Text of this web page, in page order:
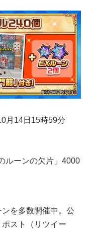
月14日15時59分
ルーンの欠片」4000
を多数開催中。公
スト（リツイー